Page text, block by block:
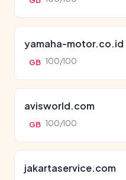
yamaha-motor.co.id
GB 100/100
avisworld.com
GB 100/100
jakartaservice.com